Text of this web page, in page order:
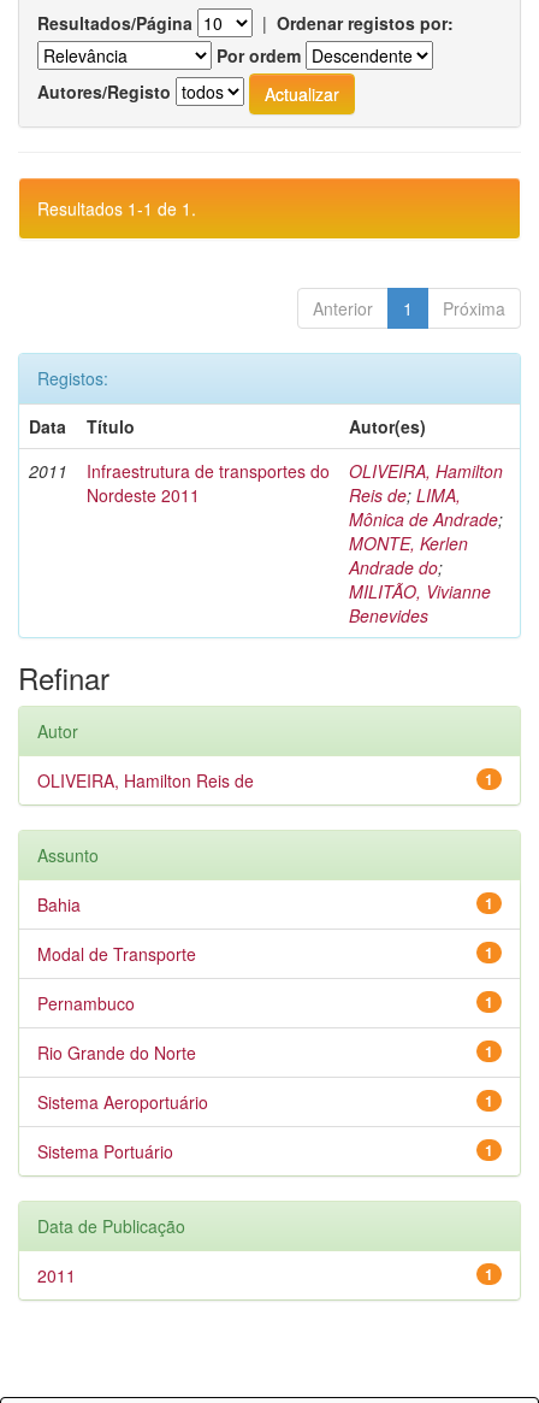
Resultados/Página | Ordenar registos por:
Por ordem
Autores/Registo
Resultados 1-1 de 1.
Anterior 1 Próxima
Registos:
Data
Título
Autor(es)
2011
Infraestrutura de transportes do
Nordeste 2011
OLIVEIRA, Hamilton
Reis de; LIMA,
Mônica de Andrade;
MONTE, Kerlen
Andrade do;
MILITÃO, Vivianne
Benevides
Refinar
Autor
1
OLIVEIRA, Hamilton Reis de
Assunto
1
Bahia
1
Modal de Transporte
1
Pernambuco
1
Rio Grande do Norte
1
Sistema Aeroportuário
1
Sistema Portuário
Data de Publicação
1
2011